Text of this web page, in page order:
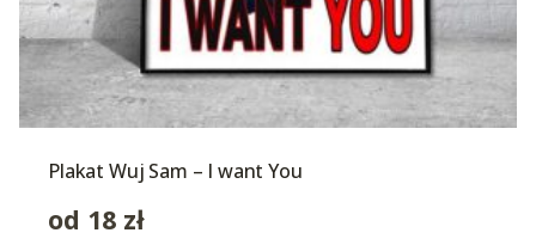
Plakat Wuj Sam – I want You
od 18 zł